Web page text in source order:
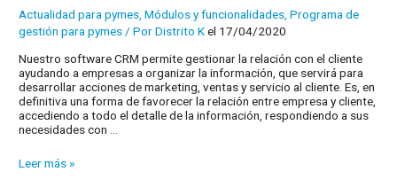
Actualidad para pymes ,Módulos y funcionalidades ,Programa de
gestión para pymes / PorDistrito Kel 17/04/2020
Nuestro software CRM permite gestionar la relación con el cliente
ayudando a empresas a organizar la información, que servirá para
desarrollar acciones de marketing, ventas y servicio al cliente. Es, en
definitiva una forma de favorecer la relación entre empresa y cliente,
accediendo a todo el detalle de la información, respondiendo a sus
necesidades con …
¿Cómo
Leer más »